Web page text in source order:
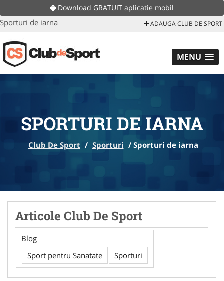
Download GRATUIT aplicatie mobil
Sporturi de iarna ADAUGA CLUB DE SPORT
MENU
SPORTURI DE IARNA
Club De Sport / Sporturi / Sporturi de iarna
Articole Club De Sport
Blog
Sport pentru Sanatate
Sporturi